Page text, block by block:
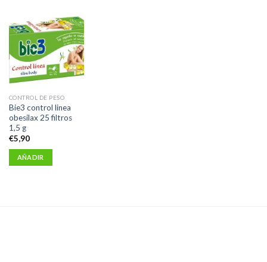
CONTROL DE PESO
Bie3 control linea
obesilax 25 filtros
1,5 g
€5,90
AÑADIR